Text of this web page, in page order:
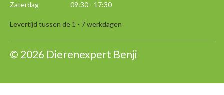
Zaterdag 09:30 - 17:30
Levertijd tussen de 1 - 7 werkdagen
© 2026 Dierenexpert Benji